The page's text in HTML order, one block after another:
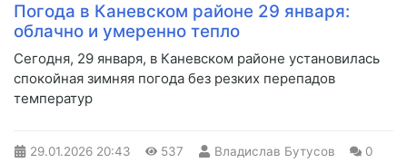
Погода в Каневском районе 29 января:
облачно и умеренно тепло
Сегодня, 29 января, в Каневском районе установилась
спокойная зимняя погода без резких перепадов
температур
29.01.2026 20:43 537 Владислав Бутусов 0